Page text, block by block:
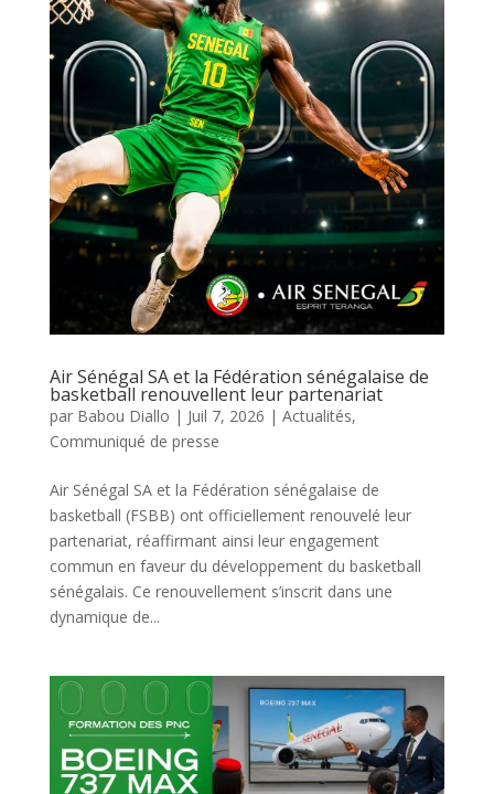
Air Sénégal SA et la Fédération sénégalaise de
basketball renouvellent leur partenariat
par Babou Diallo | Juil 7, 2026 | Actualités,
Communiqué de presse
Air Sénégal SA et la Fédération sénégalaise de
basketball (FSBB) ont officiellement renouvelé leur
partenariat, réaffirmant ainsi leur engagement
commun en faveur du développement du basketball
sénégalais. Ce renouvellement s’inscrit dans une
dynamique de...